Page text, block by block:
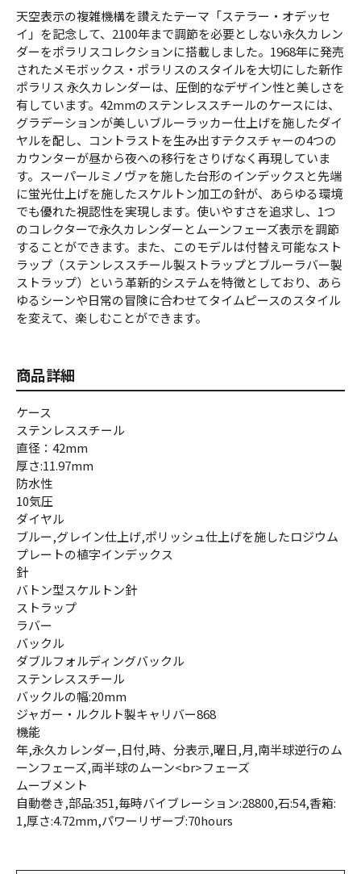
天空表示の複雑機構を讃えたテーマ「ステラー・オデッセ
イ」を記念して、2100年まで調節を必要としない永久カレン
ダーをポラリスコレクションに搭載しました。1968年に発売
されたメモボックス・ポラリスのスタイルを大切にした新作
ポラリス 永久カレンダーは、圧倒的なデザイン性と美しさを
有しています。42mmのステンレススチールのケースには、
グラデーションが美しいブルーラッカー仕上げを施したダイ
ヤルを配し、コントラストを生み出すテクスチャーの4つの
カウンターが昼から夜への移行をさりげなく再現していま
す。スーパールミノヴァを施した台形のインデックスと先端
に蛍光仕上げを施したスケルトン加工の針が、あらゆる環境
でも優れた視認性を実現します。使いやすさを追求し、1つ
のコレクターで永久カレンダーとムーンフェーズ表示を調節
することができます。また、このモデルは付替え可能なスト
ラップ（ステンレススチール製ストラップとブルーラバー製
ストラップ）という革新的システムを特徴としており、あら
ゆるシーンや日常の冒険に合わせてタイムピースのスタイル
を変えて、楽しむことができます。
商品詳細
ケース
ステンレススチール
直径：42mm
厚さ:11.97mm
防水性
10気圧
ダイヤル
ブルー,グレイン仕上げ,ポリッシュ仕上げを施したロジウム
プレートの植字インデックス
針
バトン型スケルトン針
ストラップ
ラバー
バックル
ダブルフォルディングバックル
ステンレススチール
バックルの幅:20mm
ジャガー・ルクルト製キャリバー868
機能
年,永久カレンダー,日付,時、分表示,曜日,月,南半球逆行のム
ーンフェーズ,両半球のムーン<br>フェーズ
ムーブメント
自動巻き,部品:351,毎時バイブレーション:28800,石:54,香箱:
1,厚さ:4.72mm,パワーリザーブ:70hours